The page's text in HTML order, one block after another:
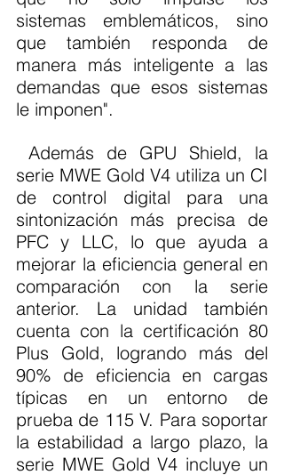
sistemas emblemáticos, sino
que también responda de
manera más inteligente a las
demandas que esos sistemas
le imponen".
serie MWE Gold V4 utiliza un CI
de control digital para una
sintonización más precisa de
PFC y LLC, lo que ayuda a
mejorar la eficiencia general en
comparación con la serie
anterior. La unidad también
cuenta con la certificación 80
Plus Gold, logrando más del
90% de eficiencia en cargas
típicas en un entorno de
prueba de 115 V. Para soportar
la estabilidad a largo plazo, la
serie MWE Gold V4 incluye un